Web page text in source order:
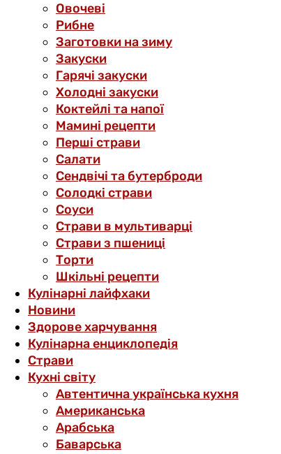
Овочеві
Рибне
Заготовки на зиму
Закуски
Гарячі закуски
Холодні закуски
Коктейлі та напої
Мамині рецепти
Перші страви
Салати
Сендвічі та бутерброди
Солодкі страви
Соуси
Страви в мультиварці
Страви з пшениці
Торти
Шкільні рецепти
Кулінарні лайфхаки
Новини
Здорове харчування
Кулінарна енциклопедія
Страви
Кухні світу
Автентична українська кухня
Американська
Арабська
Баварська